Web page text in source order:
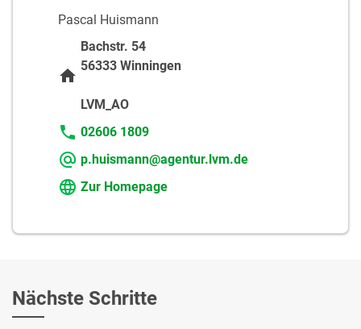
Pascal Huismann
Bachstr. 54
56333 Winningen
LVM_AO
02606 1809
p.huismann@agentur.lvm.de
Zur Homepage
Nächste Schritte